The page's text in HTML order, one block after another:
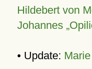
Hildebert von
Johannes
• Update: